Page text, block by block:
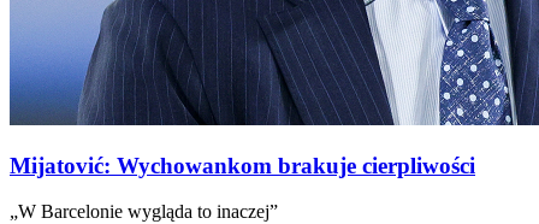
Mijatović: Wychowankom brakuje cierpliwości
„W Barcelonie wygląda to inaczej”